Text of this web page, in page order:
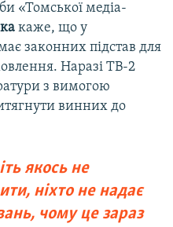
«Томської медіа-
каже, що у
законних підстав для
Наразі ТВ-2
з вимогою
винних до
якось не
ніхто не надає
чому це зараз